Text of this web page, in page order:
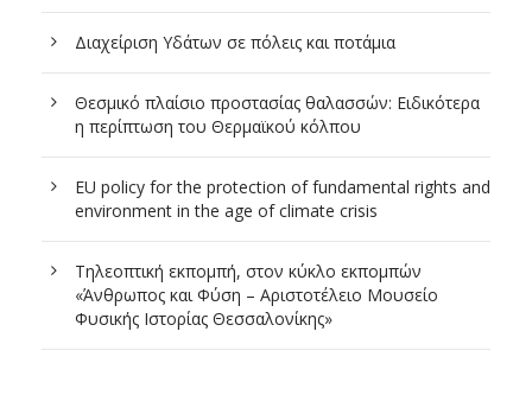
Διαχείριση Υδάτων σε πόλεις και ποτάμια
Θεσμικό πλαίσιο προστασίας θαλασσών: Ειδικότερα
η περίπτωση του Θερμαϊκού κόλπου
EU policy for the protection of fundamental rights and
environment in the age of climate crisis
Τηλεοπτική εκπομπή, στον κύκλο εκπομπών
«Άνθρωπος και Φύση – Αριστοτέλειο Μουσείο
Φυσικής Ιστορίας Θεσσαλονίκης»